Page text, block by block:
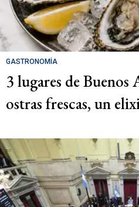
GASTRONOMÍA
3 lugares de Buenos
ostras frescas, un